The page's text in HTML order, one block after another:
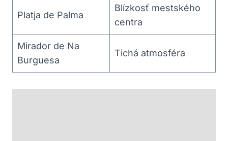
Platja de Palma
Blízkosť mestského
centra
Mirador de Na
Burguesa
Tichá atmosféra